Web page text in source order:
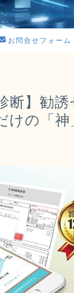
お問合せフォーム
断】勧
けの「